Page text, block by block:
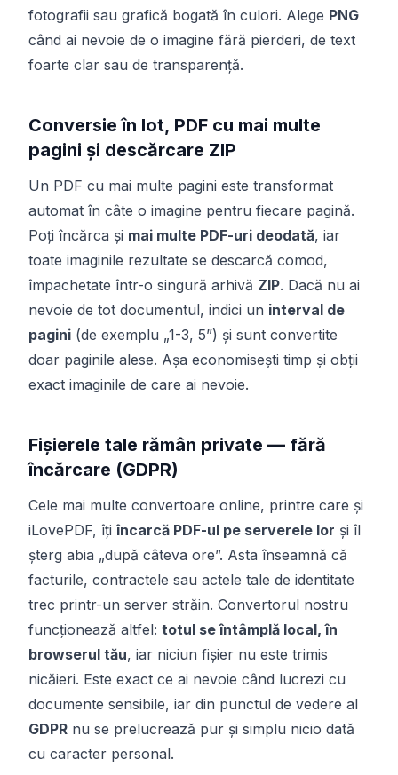
fotografii sau grafică bogată în culori. Alege PNG
când ai nevoie de o imagine fără pierderi, de text
foarte clar sau de transparență.
Conversie în lot, PDF cu mai multe
pagini și descărcare ZIP
Un PDF cu mai multe pagini este transformat
automat în câte o imagine pentru fiecare pagină.
Poți încărca și mai multe PDF-uri deodată, iar
toate imaginile rezultate se descarcă comod,
împachetate într-o singură arhivă ZIP. Dacă nu ai
nevoie de tot documentul, indici un interval de
pagini (de exemplu „1-3, 5”) și sunt convertite
doar paginile alese. Așa economisești timp și obții
exact imaginile de care ai nevoie.
Fișierele tale rămân private — fără
încărcare (GDPR)
Cele mai multe convertoare online, printre care și
iLovePDF, îțiîncarcă PDF-ul pe serverele lor și îl
șterg abia „după câteva ore”. Asta înseamnă că
facturile, contractele sau actele tale de identitate
trec printr-un server străin. Convertorul nostru
funcționează altfel: totul se întâmplă local, în
browserul tău, iar niciun fișier nu este trimis
nicăieri. Este exact ce ai nevoie când lucrezi cu
documente sensibile, iar din punctul de vedere al
GDPR nu se prelucrează pur și simplu nicio dată
cu caracter personal.